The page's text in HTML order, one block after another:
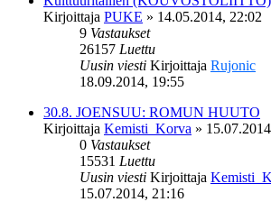
Kirjoittaja PUKE » 14.05.2014, 22:02
9 Vastaukset
26157 Luettu
Uusin viesti Kirjoittaja Rujonic
18.09.2014, 19:55
30.8. JOENSUU: ROMUN HUUTO
Kirjoittaja Kemisti_Korva »
0 Vastaukset
15531 Luettu
Uusin viesti Kirjoittaja
15.07.2014, 21:16